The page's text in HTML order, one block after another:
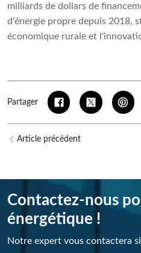
milliards de dollars de
d'énergie propre depuis 2018,
économique rurale et
Partager
Article précédent
Contactez-nous
énergétique !
Notre expert vous contactera